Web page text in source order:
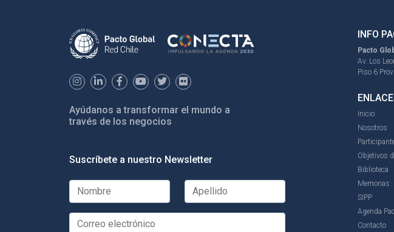
Ayúdanos a transformar el mundo a
través de los negocios
Suscríbete a nuestro Newsletter
INFO
Pacto
Av. Los
Piso 6
Inicio
Nosotros
Objetivos
Biblioteca
Memorias
SIPP
Agenda
Contacto